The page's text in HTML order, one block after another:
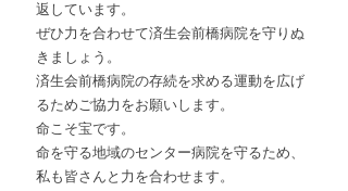
返しています。
ぜひ力を合わせて済生会前橋病院を守りぬ
きましょう。
済生会前橋病院の存続を求める運動を広げ
るためご協力をお願いします。
命こそ宝です。
命を守る地域のセンター病院を守るため、
私も皆さんと力を合わせます。